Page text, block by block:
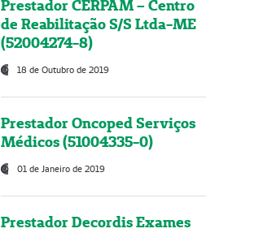
Prestador CERPAM – Centro
de Reabilitação S/S Ltda-ME
(52004274-8)
18 de Outubro de 2019
Prestador Oncoped Serviços
Médicos (51004335-0)
01 de Janeiro de 2019
Prestador Decordis Exames